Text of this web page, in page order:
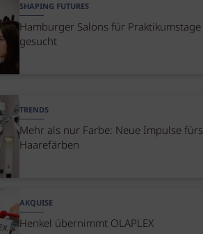
SHAPING FUTURES
Hamburger Salons für Praktikumstage
gesucht
TRENDS
Mehr als nur Farbe: Neue Impulse fürs
Haarefärben
AKQUISE
Henkel übernimmt OLAPLEX